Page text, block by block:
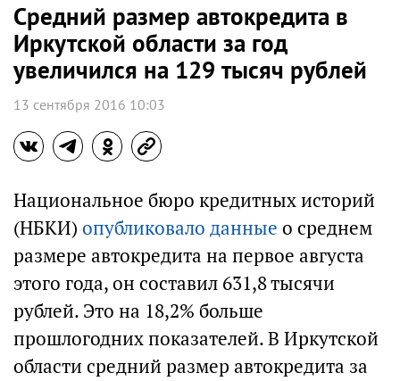
Средний размер автокредита в
Иркутской области за год
увеличился на 129 тысяч рублей
13 сентября 2016 10:03
Национальное бюро кредитных историй
(НБКИ) опубликовало данные о среднем
размере автокредита на первое августа
этого года, он составил 631,8 тысячи
рублей. Это на 18,2% больше
прошлогодних показателей. В Иркутской
области средний размер автокредита за